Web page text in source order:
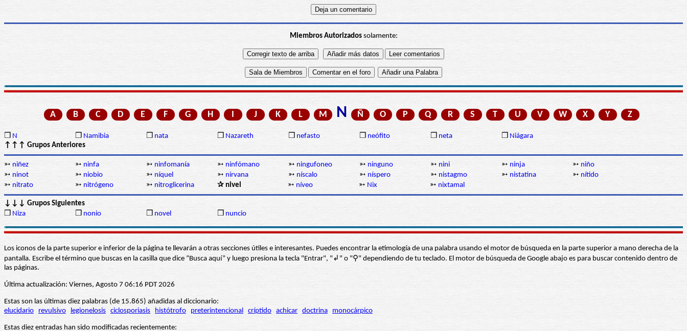
Miembros Autorizadossolamente:
A B C D E F G H I J K L M N Ñ O P Q R S T U V W X Y Z
❒ N ❒ Namibia ❒ nata ❒ Nazareth ❒ nefasto ❒ neófito ❒ neta ❒ Niágara
↑↑↑ Grupos Anteriores
➳ niñez ➳ ninfa ➳ ninfomanía ➳ ninfómano ➳ ningufoneo ➳ ninguno ➳ nini ➳ ninja ➳ niño
➳ ninot ➳ niobio ➳ níquel ➳ nirvana ➳ níscalo ➳ níspero ➳ nistagmo ➳ nistatina ➳ nítido
➳ nitrato ➳ nitrógeno ➳ nitroglicerina ✰ nivel ➳ níveo ➳ Nix ➳ nixtamal
↓↓↓ Grupos Siguientes
❒ Niza ❒ nonio ❒ novel ❒ nuncio
Los iconos de la parte superior e inferior de la página te llevarán a otras secciones útiles e interesantes. Puedes encontrar la etimología de una palabra usando el motor de búsqueda en la parte superior a mano derecha de la
pantalla. Escribe el término que buscas en la casilla que dice “Busca aquí” y luego presiona la tecla "Entrar", "↲" o "⚲" dependiendo de tu teclado. El motor de búsqueda de Google abajo es para buscar contenido dentro de
las páginas.
Última actualización: Viernes, Agosto 7 06:16 PDT 2026
Estas son las últimas diez palabras (de 15.865) añadidas al diccionario:
elucidario
revulsivo legionelosis ciclosporiasis histótrofo preterintencional críptido achicar doctrina monocárpico
Estas diez entradas han sido modificadas recientemente: